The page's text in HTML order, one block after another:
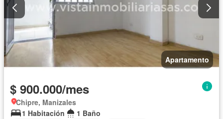
Apartamento
$ 900.000/mes
Chipre, Manizales
1 Habitación
1 Baño